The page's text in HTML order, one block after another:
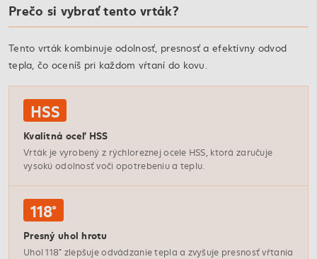
Prečo si vybrať tento vrták?
Tento vrták kombinuje odolnosť, presnosť a efektívny odvod
tepla, čo oceníš pri každom vŕtaní do kovu.
HSS
Kvalitná oceľ HSS
Vrták je vyrobený z rýchloreznej ocele HSS, ktorá zaručuje
vysokú odolnosť voči opotrebeniu a teplu.
118°
Presný uhol hrotu
Uhol 118° zlepšuje odvádzanie tepla a zvyšuje presnosť vŕtania